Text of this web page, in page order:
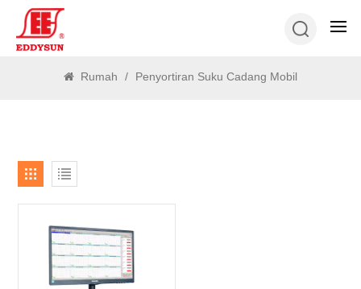
Rumah / Penyortiran Suku Cadang Mobil